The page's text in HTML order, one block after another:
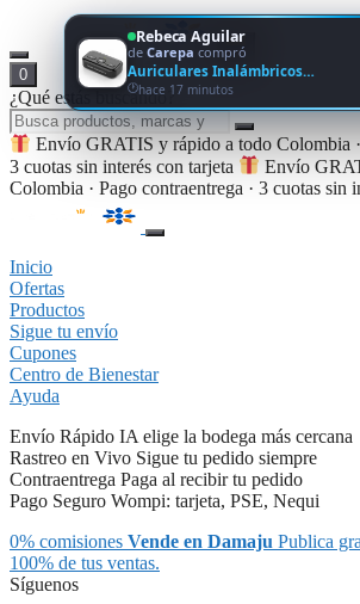
0
¿Qué estás buscando?
Envío GRATIS y rápido a todo Colombia ·
3 cuotas sin interés con tarjeta
Envío
Colombia · Pago contraentrega · 3 cuotas sin
Inicio
Ofertas
Productos
Sigue tu envío
Cupones
Centro de Bienestar
Ayuda
Envío Rápido IA elige la bodega más cercana
Rastreo en Vivo Sigue tu pedido siempre
Contraentrega Paga al recibir tu pedido
Pago Seguro Wompi: tarjeta, PSE, Nequi
0% comisiones Vende en Damaju Publica
100% de tus ventas.
Síguenos
Rebeca Aguilar
de Carepa compró
Auriculares Inalámbricos…
hace 17 minutos